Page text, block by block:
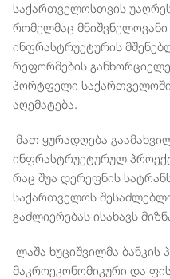
საქართველოსთვის
რომელმაც
ინფრასტრუქტურის
რეფორმების
პორტფელი
აღემატება.
მათ ყურადღება
ინფრასტრუქტურულ
რაც შუა დერეფნის
საქართველოს
გაძლიერებას ისახავს
ლაშა ხუციშვილმა ბანკის
მაკროეკონომიკური და